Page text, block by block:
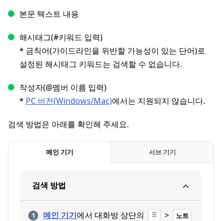
본문 텍스트 내용
해시태그(#키워드 입력)
* 금칙어(가이드라인을 위반할 가능성이 있는 단어)로
설정된 해시태그 키워드는 검색할 수 없습니다.
작성자(@멤버 이름 입력)
* PC 버전(Windows/Mac)에서는 지원되지 않습니다.
검색 방법은 아래를 확인해 주세요.
메인 기기 서브 기기
검색 방법
메인 기기에서 대화방 상단의 > 노트